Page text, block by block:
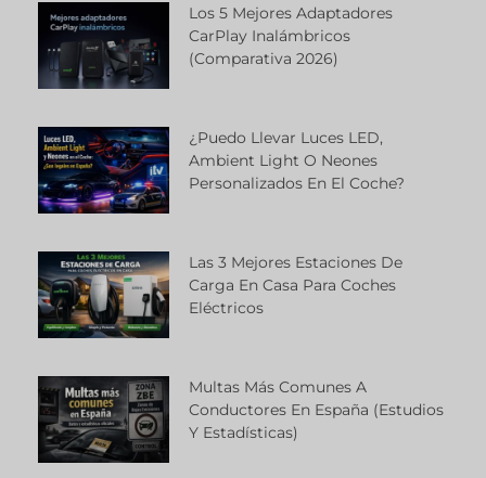
Los 5 Mejores Adaptadores
CarPlay Inalámbricos
(comparativa 2026)
¿Puedo Llevar Luces LED,
Ambient Light O Neones
Personalizados En El Coche?
Las 3 Mejores Estaciones De
Carga En Casa Para Coches
Eléctricos
Multas Más Comunes A
Conductores En España (estudios
Y Estadísticas)